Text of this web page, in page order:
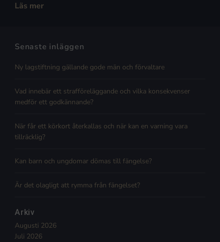
Läs mer
Senaste inläggen
Ny lagstiftning gällande gode män och förvaltare
Vad innebär ett strafföreläggande och vilka konsekvenser
medför ett godkännande?
När får ett körkort återkallas och när kan en varning vara
tillräcklig?
Kan barn och ungdomar dömas till fängelse?
Är det olagligt att rymma från fängelset?
Arkiv
Augusti 2026
Juli 2026